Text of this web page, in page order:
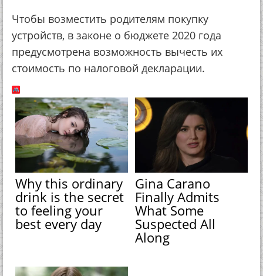
Чтобы возместить родителям покупку
устройств, в законе о бюджете 2020 года
предусмотрена возможность вычесть их
стоимость по налоговой декларации.
Why this ordinary
drink is the secret
to feeling your
best every day
Gina Carano
Finally Admits
What Some
Suspected All
Along